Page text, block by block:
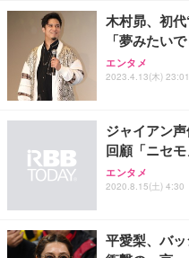
Sezlife オフィ
ワーク チェア
ョン PCチェア
務用 おしゃれ
Sezlife オフィ
ワーク チェア
ョン PCチェア
務用 おしゃれ
￥109,572
【純正品】27"
フック付き（
【整備済み品
ー フルHD（
ネオ・ルーライ
Smart Basic(ス
限定】 Smart
木村昴、初
「夢みたいで
エンタメ
2023.4.13(木) 23:01
ジャイアン
回顧「ニセモ
エンタメ
2020.8.15(土) 4:30
平愛梨、バ